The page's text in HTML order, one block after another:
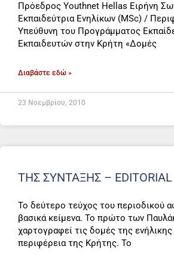
Πρόεδρος Youthnet Hellas Ειρήνη
Eκπαιδεύτρια Ενηλίκων (MSc) /
Υπεύθυνη του Προγράμματος
Εκπαιδευτών στην Κρήτη «Δομές
Διαβάστε εδώ »
23 Νοεμβρίου, 2010
ΤΗΣ ΣΎΝΤΑΞΗΣ – EDITORIAL
To δεύτερο τεύχος του περιοδικού
βασικά κείμενα. Το πρώτο των
χαρτογραφεί τις δομές της
περιφέρεια της Κρήτης. Το